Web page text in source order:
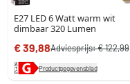
E27 LED 6 Watt warm wit
dimbaar 320 Lumen
€ 39,88Adviesprijs:€ 122,99
Productgegevensblad